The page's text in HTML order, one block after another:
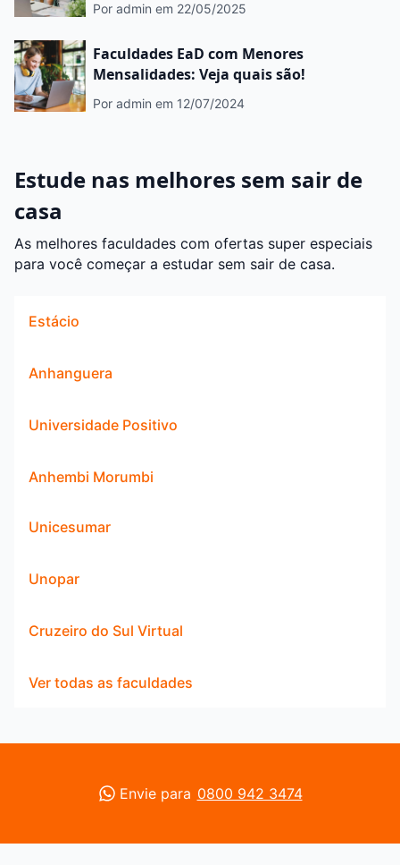
Por admin em 22/05/2025
Faculdades EaD com Menores
Mensalidades: Veja quais são!
Por admin em 12/07/2024
Estude nas melhores sem sair de
casa
As melhores faculdades com ofertas super especiais
para você começar a estudar sem sair de casa.
Estácio
Anhanguera
Universidade Positivo
Anhembi Morumbi
Unicesumar
Unopar
Cruzeiro do Sul Virtual
Ver todas as faculdades
Envie para 0800 942 3474